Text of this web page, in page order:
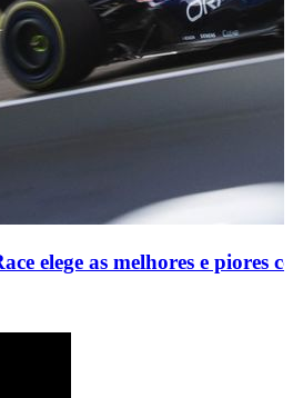
elege as melhores e piores